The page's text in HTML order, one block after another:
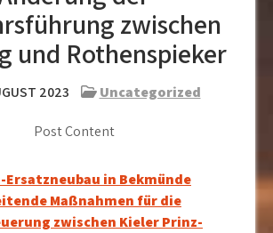
zwischen
und Rothenspieker
2023 Uncategorized
Post Content
Ersatzneubau in Bekmünde
Maßnahmen für die
zwischen Kieler Prinz-